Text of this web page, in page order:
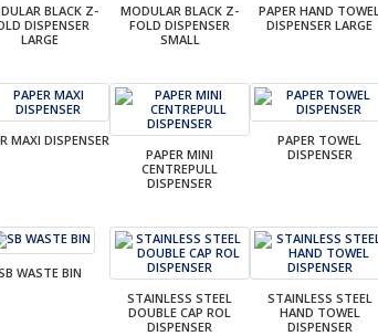
BLACK Z-
DISPENSER
LARGE
MODULAR BLACK Z-
FOLD DISPENSER
SMALL
PAPER HAND TOWEL
DISPENSER LARGE
MAXI DISPENSER
PAPER MINI
CENTREPULL
DISPENSER
PAPER TOWEL
DISPENSER
WASTE BIN
STAINLESS STEEL
DOUBLE CAP ROL
DISPENSER
STAINLESS STEEL
HAND TOWEL
DISPENSER